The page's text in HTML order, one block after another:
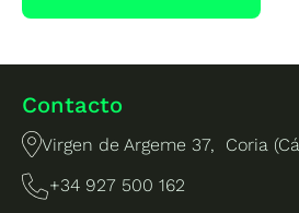
Contacto
Virgen de Argeme 37, Coria
+34 927 500 162